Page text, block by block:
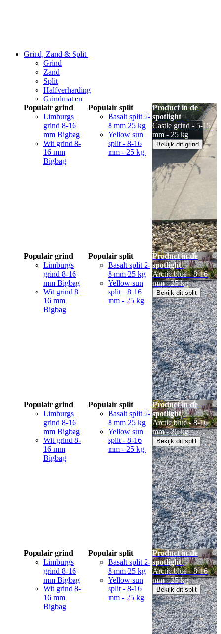
Grind, Zand & Split
Grind
Zand
Split
Halfverharding
Grindmatten
Populair grind
Limburgs
grind 8-16
mm Bigbag
Wit grind 8-
16 mm
Bigbag
Populair split
Basalt split 2-
8 mm 25 kg
Yellow sun
split - 8-16
mm - 25 kg
Product in de
spotlight
Castle grind - 5-15
mm - 25 kg
Bekijk dit grind
Populair grind
Limburgs
grind 8-16
mm Bigbag
Wit grind 8-
16 mm
Bigbag
Populair split
Basalt split 2-
8 mm 25 kg
Yellow sun
split - 8-16
mm - 25 kg
Product in de
spotlight
Arctic blue - 8-16
mm - 25 kg
Bekijk dit split
Populair grind
Limburgs
grind 8-16
mm Bigbag
Wit grind 8-
16 mm
Bigbag
Populair split
Basalt split 2-
8 mm 25 kg
Yellow sun
split - 8-16
mm - 25 kg
Product in de
spotlight
Arctic blue - 8-16
mm - 25 kg
Bekijk dit split
Populair grind
Limburgs
grind 8-16
mm Bigbag
Wit grind 8-
16 mm
Bigbag
Populair split
Basalt split 2-
8 mm 25 kg
Yellow sun
split - 8-16
mm - 25 kg
Product in de
spotlight
Arctic blue - 8-16
mm - 25 kg
Bekijk dit split